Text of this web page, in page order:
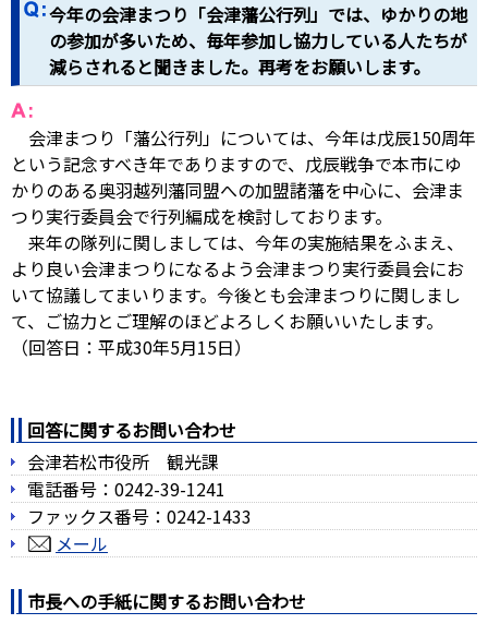
今年の会津まつり「会津藩公行列」では、ゆかりの地
の参加が多いため、毎年参加し協力している人たちが
減らされると聞きました。再考をお願いします。
会津まつり「藩公行列」については、今年は戊辰150周年
という記念すべき年でありますので、戊辰戦争で本市にゆ
かりのある奥羽越列藩同盟への加盟諸藩を中心に、会津ま
つり実行委員会で行列編成を検討しております。
来年の隊列に関しましては、今年の実施結果をふまえ、
より良い会津まつりになるよう会津まつり実行委員会にお
いて協議してまいります。今後とも会津まつりに関しまし
て、ご協力とご理解のほどよろしくお願いいたします。
（回答日：平成30年5月15日）
回答に関するお問い合わせ
会津若松市役所 観光課
電話番号：0242-39-1241
ファックス番号：0242-1433
メール
市長への手紙に関するお問い合わせ